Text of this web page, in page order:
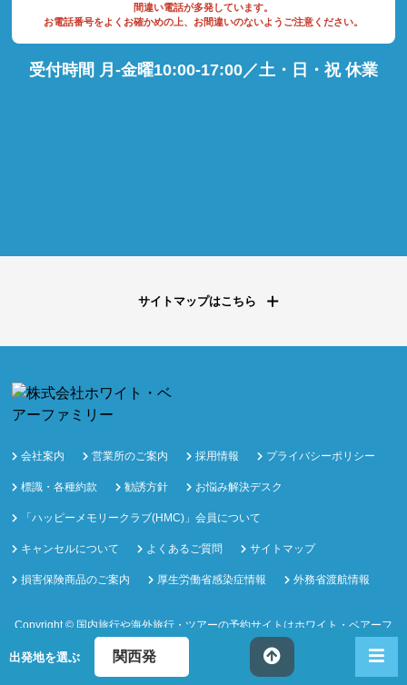
出発地を選ぶ
間違い電話が多発しています。
お電話番号をよくお確かめの上、お間違いのないようご注意ください。
受付時間 月-金曜10:00-17:00／土・日・祝 休業
サイトマップはこちら
会社案内 営業所のご案内 採用情報 プライバシーポリシー
標識・各種約款 勧誘方針 お悩み解決デスク
「ハッピーメモリークラブ(HMC)」会員について
キャンセルについて よくあるご質問 サイトマップ
損害保険商品のご案内 厚生労働省感染症情報 外務省渡航情報
Copyright © 国内旅行や海外旅行・ツアーの予約サイトはホワイト・ベアーフ
ァミリーAll Rights Reserved.